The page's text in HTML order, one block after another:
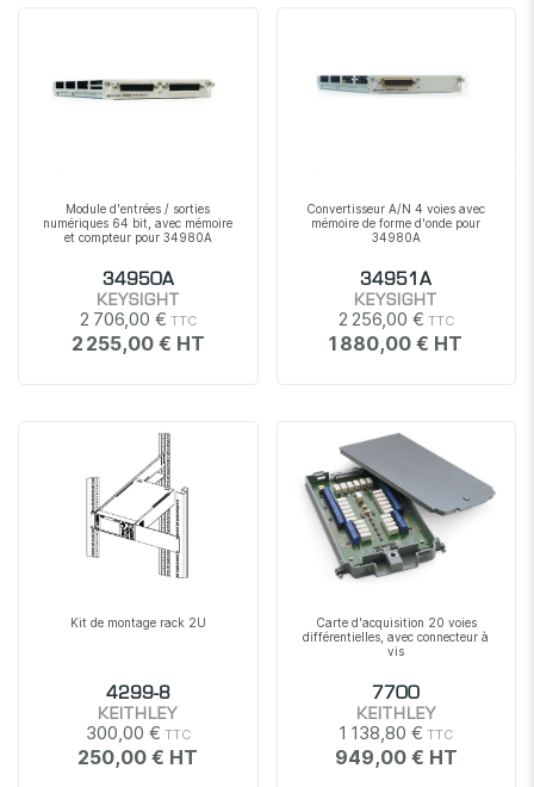
Module d'entrées / sorties
numériques 64 bit, avec mémoire
et compteur pour 34980A
34950A
KEYSIGHT
2 706,00 €
2 255,00 €
Convertisseur A/N 4 voies avec
mémoire de forme d'onde pour
34980A
34951A
KEYSIGHT
2 256,00 €
1 880,00 €
Kit de montage rack 2U
4299-8
KEITHLEY
300,00 €
250,00 €
Carte d'acquisition 20 voies
différentielles, avec connecteur à
vis
7700
KEITHLEY
1 138,80 €
949,00 €